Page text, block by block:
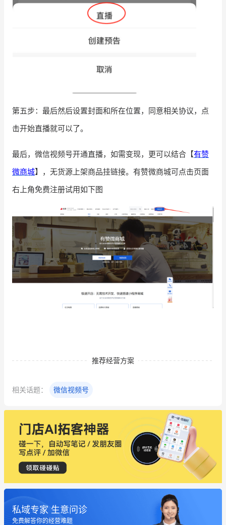
第五步：最后然后设置封面和所在位置，同意相关协议，点
击开始直播就可以了。
最后，微信视频号开通直播，如需变现，更可以结合【有赞
微商城】，无货源上架商品挂链接。有赞微商城可点击页面
右上角免费注册试用如下图
推荐经营方案
相关话题： 微信视频号
私域专家 生意问诊
免费解答你的经营难题